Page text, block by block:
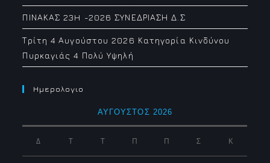
ΠΙΝΑΚΑΣ 23H -2026 ΣΥΝΕΔΡΙΑΣΗ Δ.Σ
Τρίτη 4 Αυγούστου 2026 Κατηγορία Κινδύνου
Πυρκαγιάς 4 Πολύ Υψηλή
Ημερολογιο
ΑΎΓΟΥΣΤΟΣ 2026
Δ Τ Τ Π Π Σ Κ